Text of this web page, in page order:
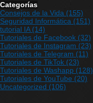
Categorías
Consejos de la Vida (155)
Seguridad Informática (151)
tutorial IA (14)
Tutoriales de Facebook (32)
Tutoriales de Instagram (23)
Tutoriales de Telegram (11)
Tutoriales de TikTok (23)
Tutoriales de Washapp (128)
Tutoriales de YouTube (20)
Uncategorized (106)